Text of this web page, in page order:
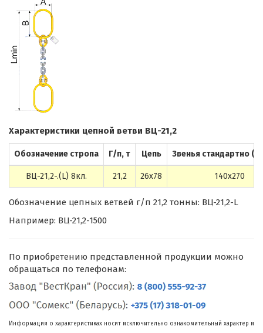
Характеристики цепной ветви ВЦ-21,2
Обозначение стропа Г/п, т Цепь Звенья стандартно
ВЦ-21,2-.(L) 8кл. 21,2 26х78 140х270
Обозначение цепных ветвей г/п 21,2 тонны: ВЦ-21,2-L
Например: ВЦ-21,2-1500
По приобретению представленной продукции можно
обращаться по телефонам:
Информация о характеристиках носит исключительно ознакомительный характер и